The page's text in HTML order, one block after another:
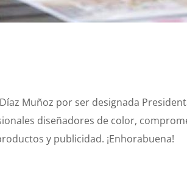
Muñoz por ser designada
diseñadores de color,
y publicidad. ¡Enhorabuena!